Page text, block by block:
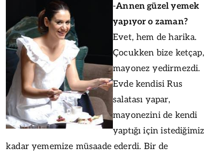
-Annen güzel yemek
yapıyor o zaman?
Evet, hem de harika.
Çocukken bize ketçap,
mayonez yedirmezdi.
Evde kendisi Rus
salatası yapar,
mayonezini de kendi
yaptığı için istediğimiz
kadar yememize müsaade ederdi. Bir de